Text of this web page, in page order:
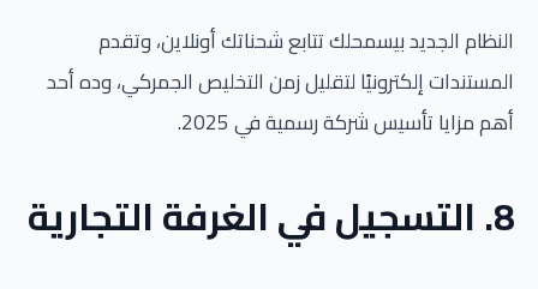
النظام الجديد بيسمحلك تتابع شحناتك أونلاين، وتقدم
المستندات إلكترونيًا لتقليل زمن التخليص الجمركي، وده أحد
أهم مزايا تأسيس شركة رسمية في 2025.
8. التسجيل في الغرفة التجارية